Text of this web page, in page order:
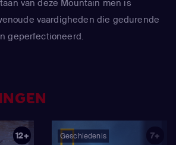
van deze Mountain men is
vaardigheden die gedurende
geperfectioneerd.
12+
Geschiedenis
7+